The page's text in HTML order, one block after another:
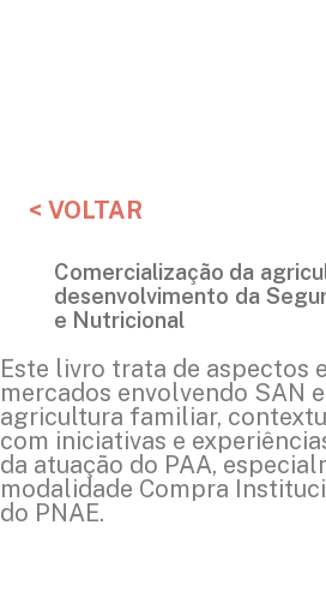
< VOLTAR
Comercialização da
desenvolvimento da
e Nutricional
Este livro trata de aspectos e
mercados envolvendo SAN e
agricultura familiar,
com iniciativas e
da atuação do PAA,
modalidade Compra
do PNAE.